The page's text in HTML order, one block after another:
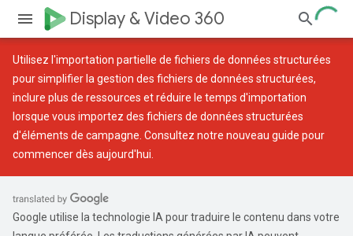
Display & Video 360
Utilisez l'importation partielle de fichiers de données structurées
pour simplifier la gestion des fichiers de données structurées,
inclure plus de ressources et réduire le temps d'importation
lorsque vous importez des fichiers de données structurées
d'éléments de campagne. Consultez notre nouveau guide pour
commencer dès aujourd'hui.
Google utilise la technologie IA pour traduire le contenu dans votre